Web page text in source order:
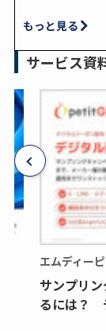
もっと見る
サービス資
エムディー
サンプリ
るには？